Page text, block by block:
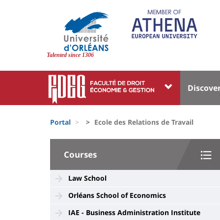
Site
Talented since 1306
Université
Block
liste
des
composantes
Menu
d'Ariane
Portal Ecole des Relations de Travail
University
Sidebar
Courses
Law School
Orléans School of Economics
IAE - Business Administration Institute